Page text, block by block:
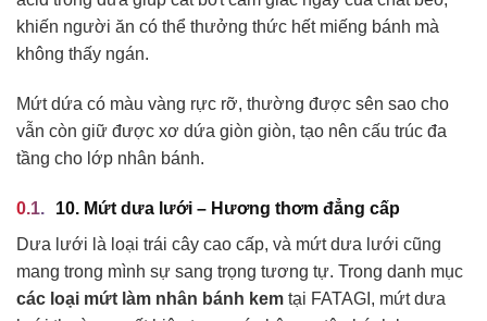
khiến người ăn có thể thưởng thức hết miếng bánh mà
không thấy ngán.
Mứt dứa có màu vàng rực rỡ, thường được sên sao cho
vẫn còn giữ được xơ dứa giòn giòn, tạo nên cấu trúc đa
tầng cho lớp nhân bánh.
10. Mứt dưa lưới – Hương thơm đẳng cấp
Dưa lưới là loại trái cây cao cấp, và mứt dưa lưới cũng
mang trong mình sự sang trọng tương tự. Trong danh mục
các loại mứt làm nhân bánh kem tại FATAGI, mứt dưa